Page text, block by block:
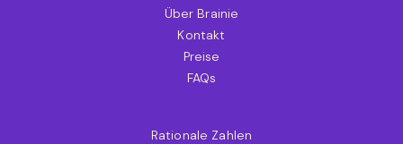
Über Brainie
Kontakt
Preise
FAQs
Rationale Zahlen